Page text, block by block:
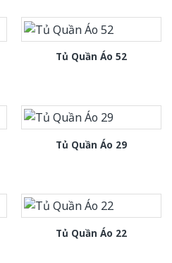
Tủ Quần Áo 52
Tủ Quần Áo 29
Tủ Quần Áo 22